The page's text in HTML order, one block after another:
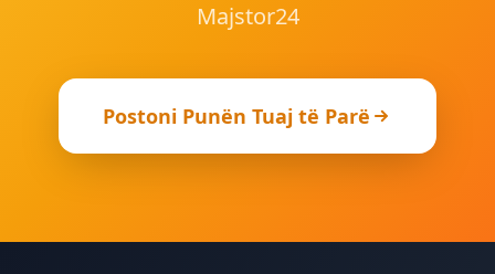
Majstor24
Postoni Punën Tuaj të Parë